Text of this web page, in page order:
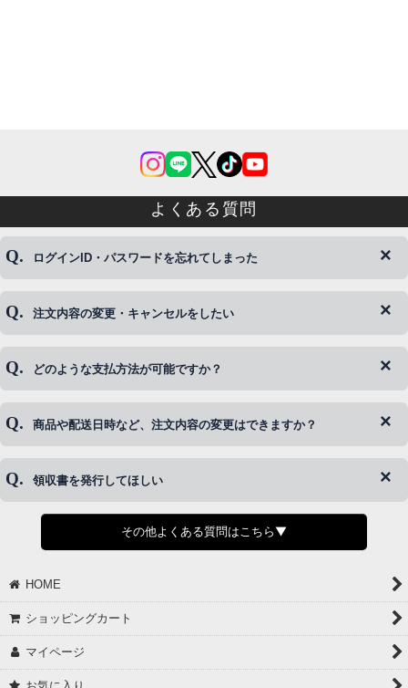
よくある質問
ログインID・パスワードを忘れてしまった
◆下記ページより、ログインIDの変更が可能です。
注文内容の変更・キャンセルをしたい
◆即日発送を行なっている関係上、午後以降のご連絡やキャンセル
※発送後、発送準備が完了しお手続きが間に合わない場合は変更、
どのような支払方法が可能ですか？
◆代金引換・クレジットカード・携帯キャリア決済・おねだり決
商品や配送日時など、注文内容の変更はできますか？
◆商品発送前の変更は承っております。
さい。
領収書を発行してほしい
◆領収書はご希望頂いた場合のみ発行しております。
【これからご注文する場合】
願いします。
②宛名（空欄は上様は不可）
③但し書き（空欄やお品代は不可）
その他よくある質問はこちら▼
HOME
ショッピングカート
マイページ